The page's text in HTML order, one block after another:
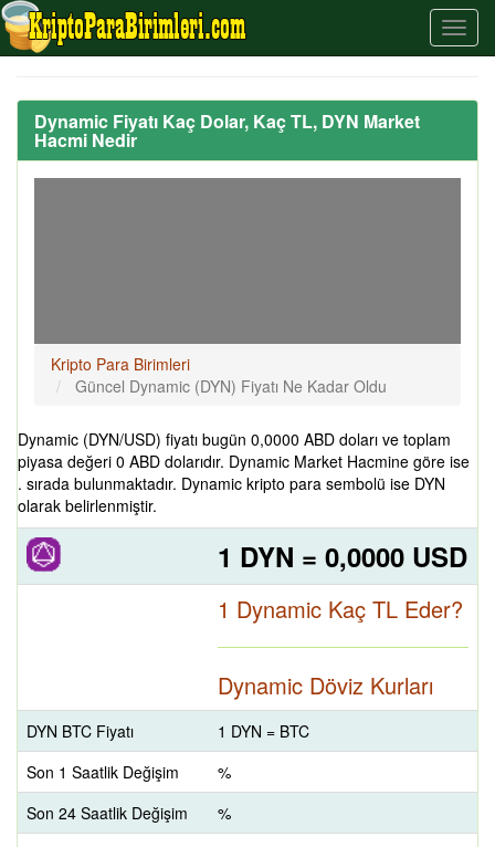
Dynamic Fiyatı Kaç Dolar, Kaç TL, DYN Market
Hacmi Nedir
Kripto Para Birimleri
Güncel Dynamic (DYN) Fiyatı Ne Kadar Oldu
Dynamic (DYN/USD) fiyatı bugün 0,0000 ABD doları ve toplam
piyasa değeri 0 ABD dolarıdır. Dynamic Market Hacmine göre ise
. sırada bulunmaktadır. Dynamic kripto para sembolü ise DYN
olarak belirlenmiştir.
1 DYN = 0,0000 USD
1 Dynamic Kaç TL Eder?
Dynamic Döviz Kurları
DYN BTC Fiyatı
1 DYN = BTC
Son 1 Saatlik Değişim
%
Son 24 Saatlik Değişim
%